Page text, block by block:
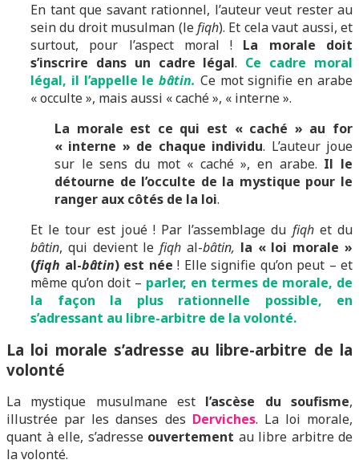
En tant que savant rationnel, l’auteur veut rester au
sein du droit musulman (lefiqh). Et cela vaut aussi, et
surtout, pour l’aspect moral ! La morale doit
s’inscrire dans un cadre légal. Ce cadre moral
légal, il l’appelle lebâtin. Ce mot signifie en arabe
« occulte », mais aussi « caché », « interne ».
La morale est ce qui est « caché » au for
« interne » de chaque individu. L’auteur joue
sur le sens du mot « caché », en arabe. Il le
détourne de l’occulte de la mystique pour le
ranger aux côtés de la loi.
Et le tour est joué ! Par l’assemblage du fiqhet du
bâtin, qui devient lefiqh al-bâtin, la « loi morale »
(fiqh al-bâtin) est née ! Elle signifie qu’on peut – et
même qu’on doit – parler, en termes de morale, de
la façon la plus rationnelle possible, en
s’adressant au libre-arbitre de la volonté.
La loi morale s’adresse au libre-arbitre de la
volonté
La mystique musulmane est l’ascèse du soufisme,
illustrée par les danses des Derviches. La loi morale,
quant à elle, s’adresse ouvertement au libre arbitre de
la volonté.